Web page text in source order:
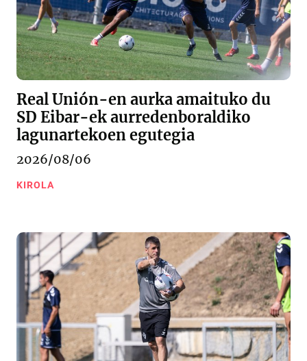
Real Unión-en aurka amaituko du
SD Eibar-ek aurredenboraldiko
lagunartekoen egutegia
2026/08/06
KIROLA